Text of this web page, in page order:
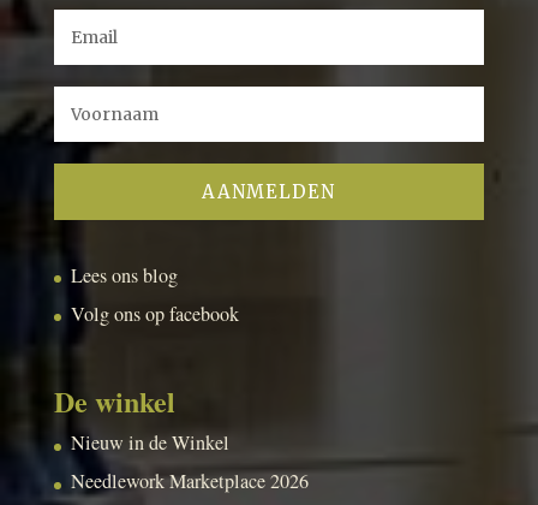
Lees ons blog
Volg ons op facebook
De winkel
Nieuw in de Winkel
Needlework Marketplace 2026